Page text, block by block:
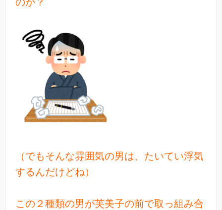
（でもそんな雰囲気の男は、たいてい浮気
するんだけどね）
この２種類の男が芙美子の前で取っ組み合